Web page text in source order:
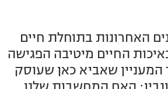
האחרונות בתוחלת חיים
החיים מיטיבה הפגישה
שאביא כאן שעוסק